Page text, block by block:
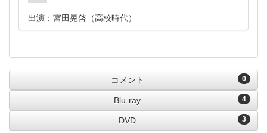
出演：宮田晃啓（高校時代）
0
コメント
4
Blu-ray
3
DVD